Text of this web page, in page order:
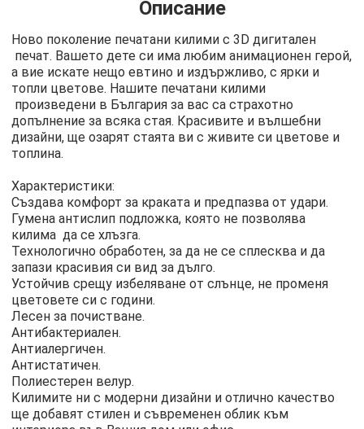
Описание
Ново поколение печатани килими с 3D дигитален
печат. Вашето дете си има любим анимационен герой,
а вие искате нещо евтино и издържливо, с ярки и
топли цветове. Нашите печатани килими
произведени в България за вас са страхотно
допълнение за всяка стая. Красивите и вълшебни
дизайни, ще озарят стаята ви с живите си цветове и
топлина.
Характеристики:
Създава комфорт за краката и предпазва от удари.
Гумена антислип подложка, която не позволява
килимa да се хлъзга.
Технологично обработен, за да не се сплесква и да
запази красивия си вид за дълго.
Устойчив срещу избеляване от слънце, не променя
цветовете си с години.
Лесен за почистване.
Антибактериален.
Антиалергичен.
Антистатичен.
Полиестерен велур.
Килимите ни с модерни дизайни и отлично качество
ще добавят стилен и съвременен облик към